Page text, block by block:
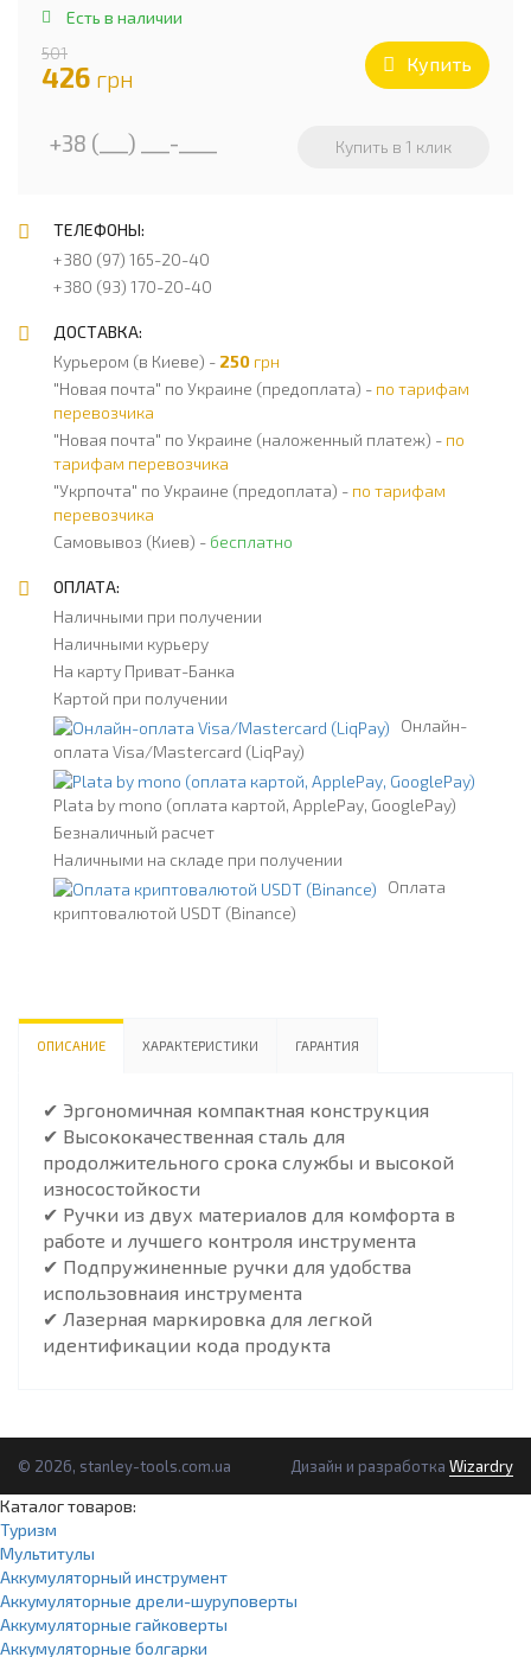
Есть в наличии
501
426 грн
Купить
ТЕЛЕФОНЫ:
+380 (97) 165-20-40
+380 (93) 170-20-40
ДОСТАВКА:
Курьером (в Киеве) - 250 грн
"Новая почта" по Украине (предоплата) - по тарифам
перевозчика
"Новая почта" по Украине (наложенный платеж) - по
тарифам перевозчика
"Укрпочта" по Украине (предоплата) - по тарифам
перевозчика
Самовывоз (Киев) - бесплатно
ОПЛАТА:
Наличными при получении
Наличными курьеру
На карту Приват-Банка
Картой при получении
Онлайн-
оплата Visa/Mastercard (LiqPay)
Plata by mono (оплата картой, ApplePay, GooglePay)
Безналичный расчет
Наличными на складе при получении
Оплата
криптовалютой USDT (Binance)
ОПИСАНИЕ ХАРАКТЕРИСТИКИ ГАРАНТИЯ
✔ Эргономичная компактная конструкция
✔ Высококачественная сталь для
продолжительного срока службы и высокой
износостойкости
✔ Ручки из двух материалов для комфорта в
работе и лучшего контроля инструмента
✔ Подпружиненные ручки для удобства
использовнаия инструмента
✔ Лазерная маркировка для легкой
идентификации кода продукта
© 2026, stanley-tools.com.ua Дизайн и разработка Wizardry
Каталог товаров:
Туризм
Мультитулы
Аккумуляторный инструмент
Аккумуляторные дрели-шуруповерты
Аккумуляторные гайковерты
Аккумуляторные болгарки